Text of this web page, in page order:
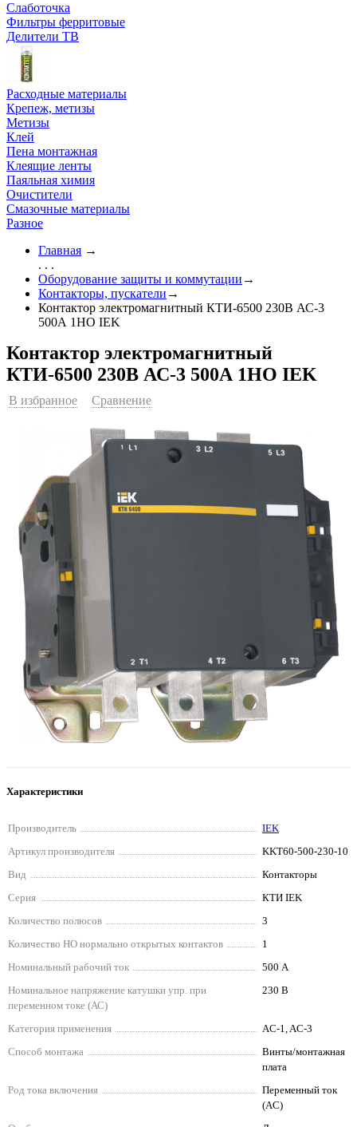
Слаботочка
Фильтры ферритовые
Делители ТВ
Расходные материалы
Крепеж, метизы
Метизы
Клей
Пена монтажная
Клеящие ленты
Паяльная химия
Очистители
Смазочные материалы
Разное
Главная →
. . .
Оборудование защиты и коммутации →
Контакторы, пускатели →
Контактор электромагнитный КТИ-6500 230В АС-3
500А 1НО IEK
Контактор электромагнитный
КТИ-6500 230В АС-3 500А 1НО IEK
В избранное Сравнение
Характеристики
Производитель
IEK
Артикул производителя
KKT60-500-230-10
Вид
Контакторы
Серия
КТИ IEK
Количество полюсов
3
Количество НО нормально открытых контактов
1
Номинальный рабочий ток
500 А
Номинальное напряжение катушки упр. при
переменном токе (АС)
230 В
Категория применения
AC-1, AC-3
Способ монтажа
Винты/монтажная
плата
Род тока включения
Переменный ток
(AC)